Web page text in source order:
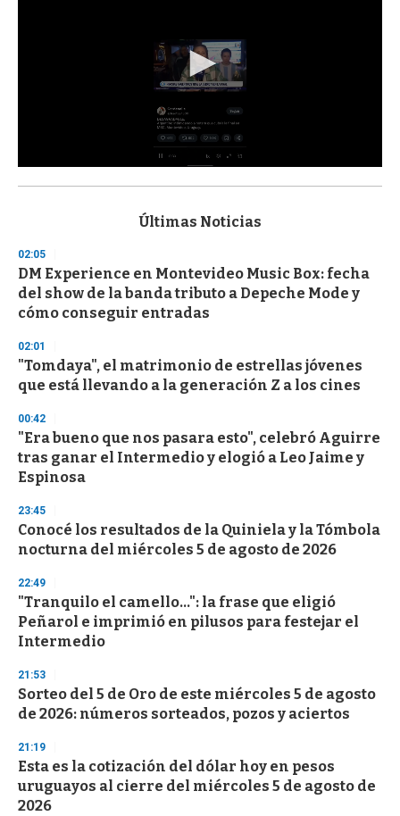
s
d
s
o
f
3
s
e
o
d
s
Últimas Noticias
02:05
DM Experience en Montevideo Music Box: fecha
del show de la banda tributo a Depeche Mode y
cómo conseguir entradas
02:01
"Tomdaya", el matrimonio de estrellas jóvenes
que está llevando a la generación Z a los cines
00:42
"Era bueno que nos pasara esto", celebró Aguirre
tras ganar el Intermedio y elogió a Leo Jaime y
Espinosa
23:45
Conocé los resultados de la Quiniela y la Tómbola
nocturna del miércoles 5 de agosto de 2026
22:49
"Tranquilo el camello...": la frase que eligió
Peñarol e imprimió en pilusos para festejar el
Intermedio
21:53
Sorteo del 5 de Oro de este miércoles 5 de agosto
de 2026: números sorteados, pozos y aciertos
21:19
Esta es la cotización del dólar hoy en pesos
uruguayos al cierre del miércoles 5 de agosto de
2026